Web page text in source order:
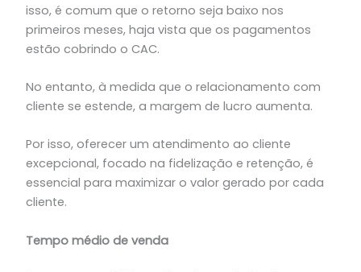
isso, é comum que o retorno seja baixo nos
primeiros meses, haja vista que os pagamentos
estão cobrindo o CAC.
No entanto, à medida que o relacionamento com
cliente se estende, a margem de lucro aumenta.
Por isso, oferecer um atendimento ao cliente
excepcional, focado na fidelização e retenção, é
essencial para maximizar o valor gerado por cada
cliente.
Tempo médio de venda